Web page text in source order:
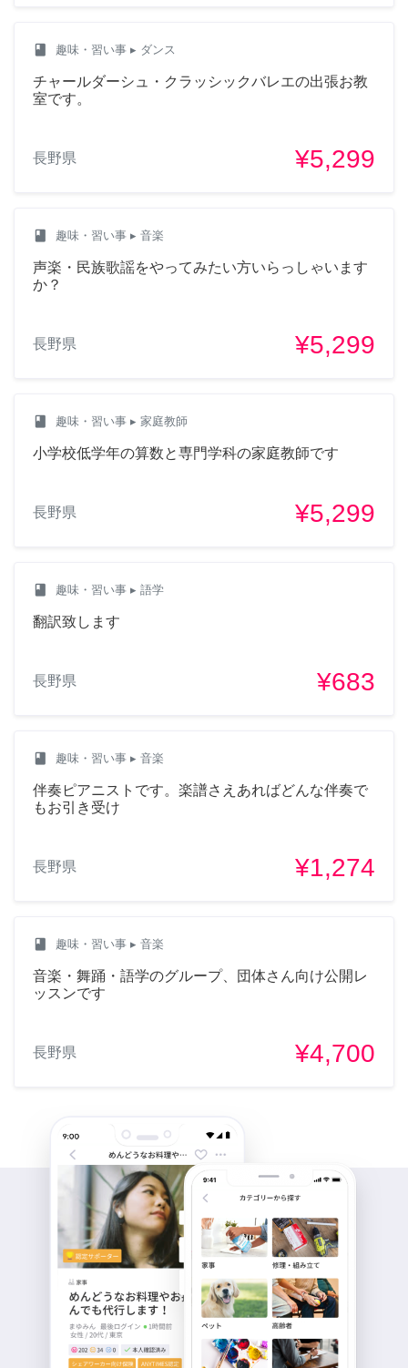
class 趣味・習い事 ▸ ダンス
チャールダーシュ・クラッシックバレエの出張お教
室です。
長野県 ¥5,299
class 趣味・習い事 ▸ 音楽
声楽・民族歌謡をやってみたい方いらっしゃいます
か？
長野県 ¥5,299
class 趣味・習い事 ▸ 家庭教師
小学校低学年の算数と専門学科の家庭教師です
長野県 ¥5,299
class 趣味・習い事 ▸ 語学
翻訳致します
長野県 ¥683
class 趣味・習い事 ▸ 音楽
伴奏ピアニストです。楽譜さえあればどんな伴奏で
もお引き受け
長野県 ¥1,274
class 趣味・習い事 ▸ 音楽
音楽・舞踊・語学のグループ、団体さん向け公開レ
ッスンです
長野県 ¥4,700